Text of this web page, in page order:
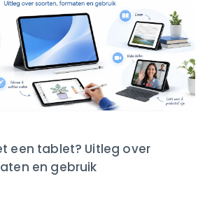
een tablet? Uitleg over
en gebruik